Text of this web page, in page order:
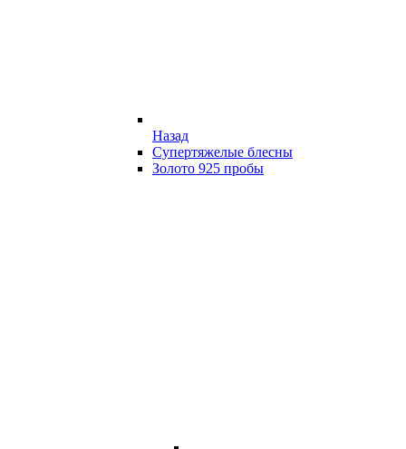
Назад
Супертяжелые блесны
Золото 925 пробы